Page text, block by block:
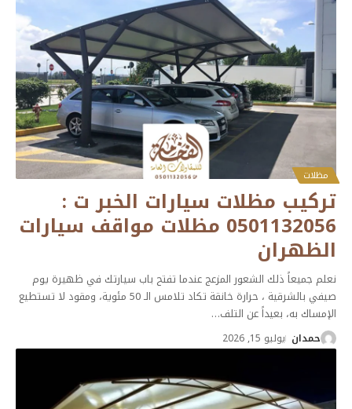
مظلات
تركيب مظلات سيارات الخبر ت :
0501132056 مظلات مواقف سيارات
الظهران
نعلم جميعاً ذلك الشعور المزعج عندما تفتح باب سيارتك في ظهيرة يوم
صيفي بالشرقية ، حرارة خانقة تكاد تلامس الـ 50 مئوية، ومقود لا تستطيع
الإمساك به، بعيداً عن التلف…
حمدان يوليو 15, 2026